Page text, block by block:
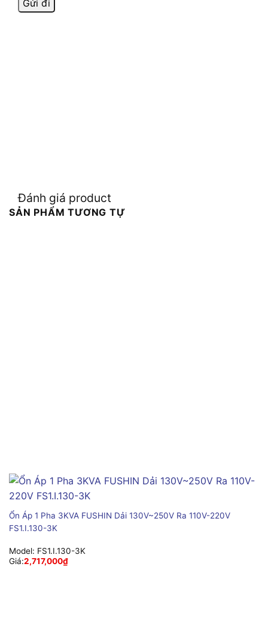
Đánh giá product
SẢN PHẨM TƯƠNG TỰ
Ổn Áp 1 Pha 3KVA FUSHIN Dải 130V~250V Ra 110V-220V
FS1.I.130-3K
Model: FS1.I.130-3K
Giá:2,717,000₫